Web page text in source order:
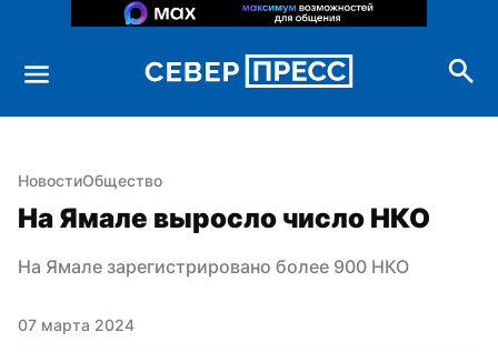
НовостиОбщество
На Ямале выросло число НКО
На Ямале зарегистрировано более 900 НКО
07 марта 2024